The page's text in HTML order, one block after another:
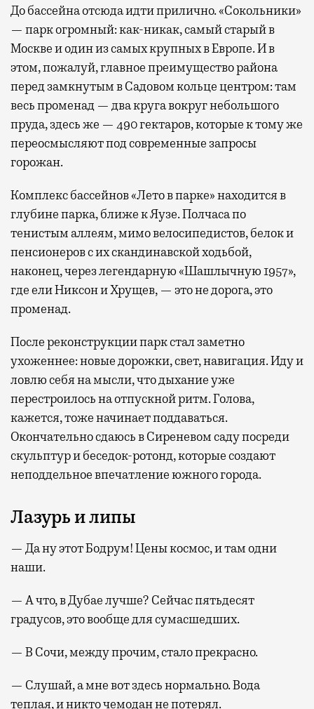
До бассейна отсюда идти прилично. «Сокольники»
— парк огромный: как-никак, самый старый в
Москве и один из самых крупных в Европе. И в
этом, пожалуй, главное преимущество района
перед замкнутым в Садовом кольце центром: там
весь променад — два круга вокруг небольшого
пруда, здесь же — 490 гектаров, которые к тому же
переосмысляют под современные запросы
горожан.
Комплекс бассейнов «Лето в парке» находится в
глубине парка, ближе к Яузе. Полчаса по
тенистым аллеям, мимо велосипедистов, белок и
пенсионеров с их скандинавской ходьбой,
наконец, через легендарную «Шашлычную 1957»,
где ели Никсон и Хрущев, — это не дорога, это
променад.
После реконструкции парк стал заметно
ухоженнее: новые дорожки, свет, навигация. Иду и
ловлю себя на мысли, что дыхание уже
перестроилось на отпускной ритм. Голова,
кажется, тоже начинает поддаваться.
Окончательно сдаюсь в Сиреневом саду посреди
скульптур и беседок-ротонд, которые создают
неподдельное впечатление южного города.
Лазурь и липы
— Да ну этот Бодрум! Цены космос, и там одни
наши.
— А что, в Дубае лучше? Сейчас пятьдесят
градусов, это вообще для сумасшедших.
— В Сочи, между прочим, стало прекрасно.
— Слушай, а мне вот здесь нормально. Вода
теплая, и никто чемодан не потерял.